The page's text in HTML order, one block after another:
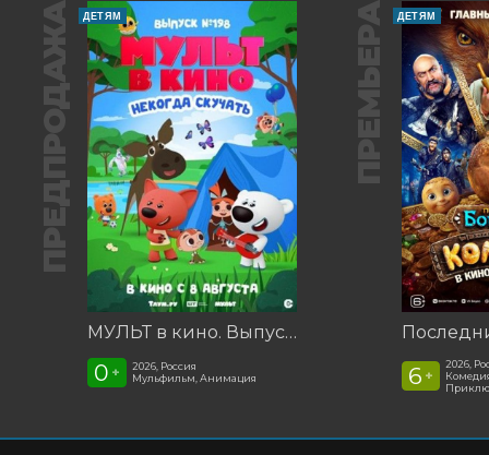
ПРЕДПРОДАЖА ДЕТЯМ
МУЛЬТ в кино. Выпуск №198. Некогда скучать
0 +
2026, Россия
Мульфильм, Анимация
ПРЕМЬЕРА ДЕТЯМ
6 +
2026,